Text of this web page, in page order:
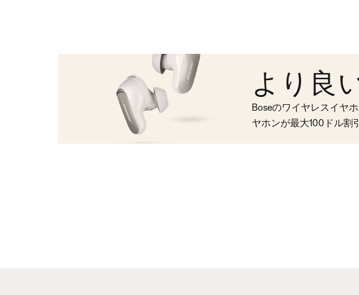
より良
Boseのワイヤレスイヤ
ヤホンが最大100ドル割